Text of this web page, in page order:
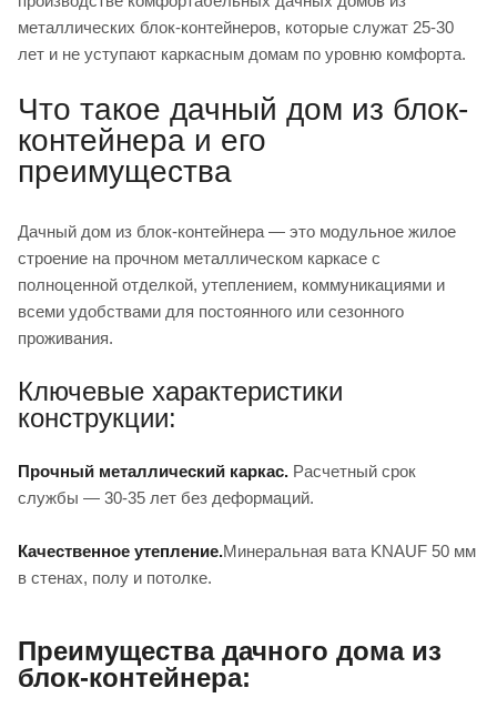
металлических блок-контейнеров, которые служат 25-30
лет и не уступают каркасным домам по уровню комфорта.
Что такое дачный дом из блок-
контейнера и его
преимущества
Дачный дом из блок-контейнера — это модульное жилое
строение на прочном металлическом каркасе с
полноценной отделкой, утеплением, коммуникациями и
всеми удобствами для постоянного или сезонного
проживания.
Ключевые характеристики
конструкции:
Прочный металлический каркас. Расчетный срок
службы — 30-35 лет без деформаций.
Качественное утепление.Минеральная вата KNAUF 50 мм
в стенах, полу и потолке.
Преимущества дачного дома из
блок-контейнера: